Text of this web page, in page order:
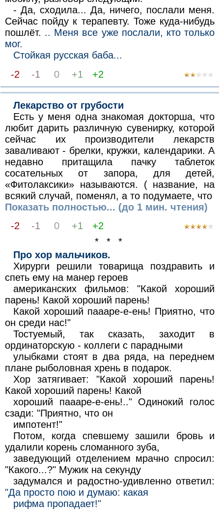
- Да, сходила... Да, ничего, послали меня.
Сейчас пойду к терапевту. Тоже куда-нибудь
пошлёт. .. Меня все уже послали, кто только
мог.
Стойкая русская баба...
-2
-1 0 +1 +2
Лекарство от грубости
Есть у меня одна знакомая докторша, что
любит дарить различную сувенирку, которой
сейчас их производители лекарств
заваливают - брелки, кружки, календарики. А
недавно притащила пачку таблеток
сосательных от запора, для детей,
«Фитолаксики» называются. ( название, на
всякий случай, поменял, а то подумаете, что
Показать полностью... (до 1 мин. чтения)
-2
-1 0 +1
+2
* * *
Про хор мальчиков.
Хирурги решили товарища поздравить и
спеть ему на манер героев
американских фильмов: "Какой хороший
парень! Какой хороший парень!
Какой хороший паааре-е-ень! Приятно, что
он среди нас!"
Тостуемый, так сказать, заходит в
ординаторскую - коллеги с парадными
улыбками стоят в два ряда, на переднем
плане рыболовная хрень в подарок.
Хор затягивает: "Какой хороший парень!
Какой хороший парень! Какой
хороший паааре-е-ень!.." Одинокий голос
сзади: "Приятно, что он
импотент!"
Потом, когда спевшему зашили бровь и
удалили корень сломанного зуба,
заведующий отделением мрачно спросил:
"Какого...?" Мужик на секунду
задумался и радостно-удивленно ответил:
"Да просто пою и думаю: какая
рифма пропадает!"